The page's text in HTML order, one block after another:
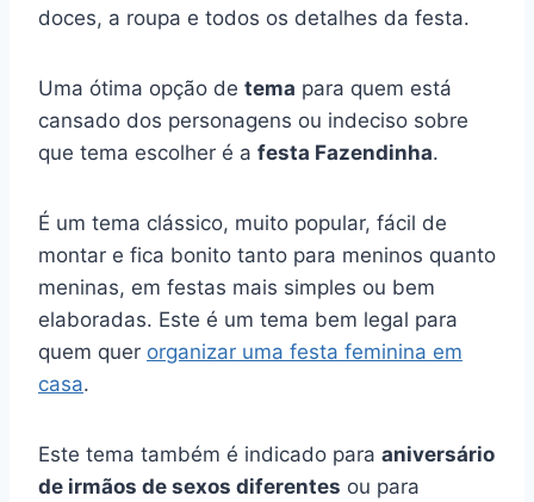
doces, a roupa e todos os detalhes da festa.
Uma ótima opção de tema para quem está
cansado dos personagens ou indeciso sobre
que tema escolher é a festa Fazendinha.
É um tema clássico, muito popular, fácil de
montar e fica bonito tanto para meninos quanto
meninas, em festas mais simples ou bem
elaboradas. Este é um tema bem legal para
quem quer organizar uma festa feminina em
casa.
Este tema também é indicado para aniversário
de irmãos de sexos diferentes ou para